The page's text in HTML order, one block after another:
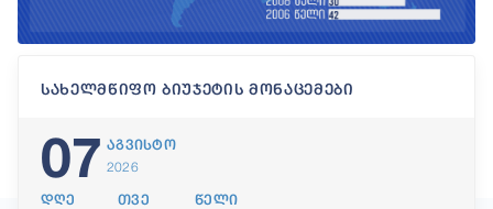
სახელმწიფო ბიუჯეტის მონაცემები
07 აგვისტო
2026
დღე
თვე
წელი